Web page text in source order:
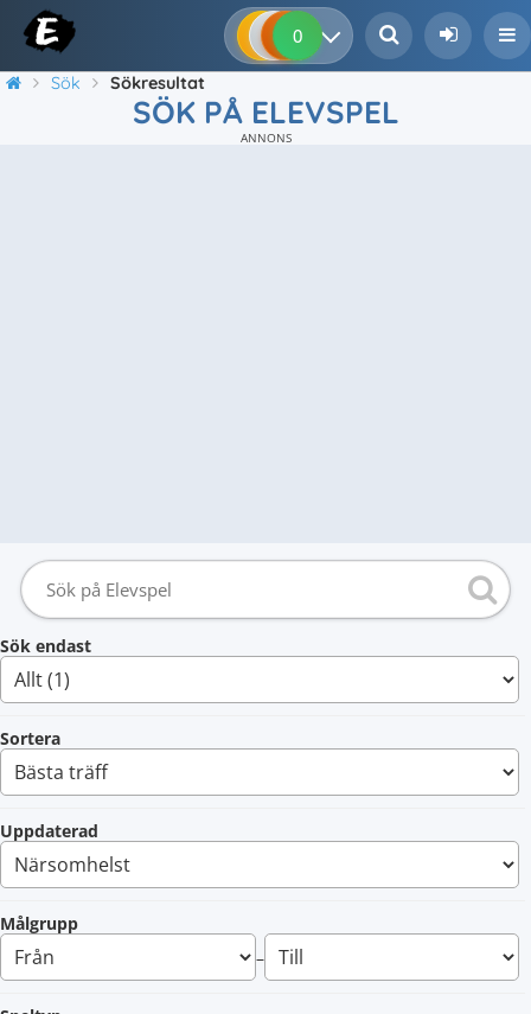
0 0 0
Sök Sökresultat
SÖK PÅ ELEVSPEL
ANNONS
Sök endast
Sortera
Uppdaterad
Målgrupp
–